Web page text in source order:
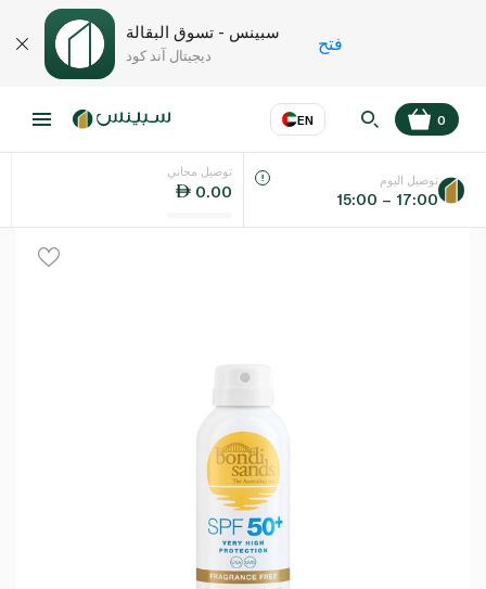
سبينس - تسوق البقالة
ديجيتال آند كود
فتح
EN
اللغة عر
0
توصيل مجاني
0.00
توصيل اليوم
15:00 – 17:00